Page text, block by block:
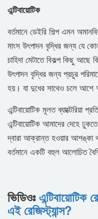
এন্টিবায়োটিক
বর্তমানে ডেইরি শিল্প এমন
মাংস উৎপাদন বৃদ্ধির জন্য যে
চাহিদা মেটাতে বিকল্প কিছু
উৎপাদন বৃদ্ধির জন্য প্রচুর
হয়। যা দুধের সাথেও চলে আশে
এন্টিবায়োটিক মূলত ব্যাক্টেরিয়া
এন্টিবায়োটিক আমাদের দেহে ঢুকতে
দ্বারা আক্রান্ত হওয়ার আশঙ্কা
বর্তমানে একটি বহুল আলোচিত
ভিডিওঃএন্টিবায়োটিক
এই রেজিস্ট্যান্স?